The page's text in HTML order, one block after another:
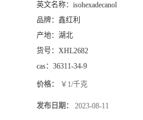
英文名称： isohexadecanol
品牌： 鑫红利
产地： 湖北
货号： XHL2682
cas： 36311-34-9
价格： ￥1/千克
发布日期： 2023-08-11